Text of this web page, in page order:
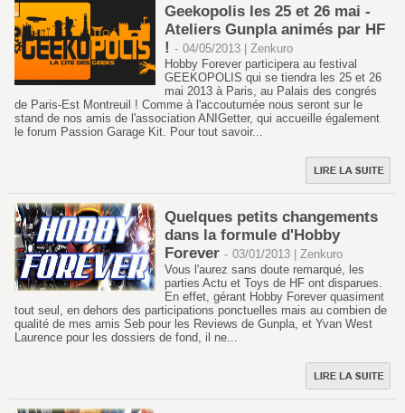
Geekopolis les 25 et 26 mai -
Ateliers Gunpla animés par HF
! - 04/05/2013 | Zenkuro
Hobby Forever participera au festival
GEEKOPOLIS qui se tiendra les 25 et 26
mai 2013 à Paris, au Palais des congrés
de Paris-Est Montreuil ! Comme à l'accoutumée nous seront sur le
stand de nos amis de l'association ANIGetter, qui accueille également
le forum Passion Garage Kit. Pour tout savoir...
Quelques petits changements
dans la formule d'Hobby
Forever - 03/01/2013 | Zenkuro
Vous l'aurez sans doute remarqué, les
parties Actu et Toys de HF ont disparues.
En effet, gérant Hobby Forever quasiment
tout seul, en dehors des participations ponctuelles mais au combien de
qualité de mes amis Seb pour les Reviews de Gunpla, et Yvan West
Laurence pour les dossiers de fond, il ne...